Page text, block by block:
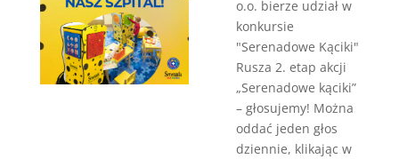
o.o. bierze udział w
konkursie
"Serenadowe Kąciki"
Rusza 2. etap akcji
„Serenadowe kąciki”
– głosujemy! Można
oddać jeden głos
dziennie, klikając w